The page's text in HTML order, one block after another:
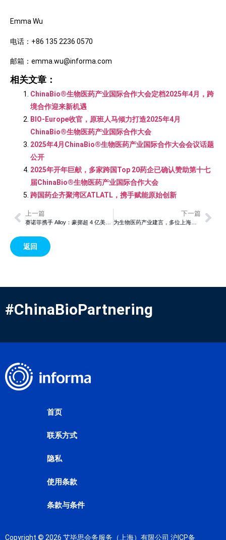
Emma Wu
电话：+86 135 2236 0570
邮箱：emma.wu@informa.com
相关文章：
ChinaBio®生物医药产业国际合作大会定档2025年4月，跨
境合作迎来新机遇
BIO-Europe收官，原班人马倾力打造2025年4月
ChinaBio®生物医药产业国际合作大会
2025年4月ChinaBio®生物医药产业国际合作大会会议话题
公开
2025年开年巨献，多家跨国Top 20药企已确认赞助第十七
届ChinaBio®生物医药产业国际合作大会
跨国药企齐聚湾区ATLATL，携手赋能原始创新
上一篇 下一篇
为生物医药产业建言，多位上海政协委员呼吁企业“走出去”
返回
#ChinaBioPartnering
首页
联系方式
隐私
使用条款
条款与条件
Copyright © 2026 艾毕思会务服务（上海）有限公司 沪ICP备